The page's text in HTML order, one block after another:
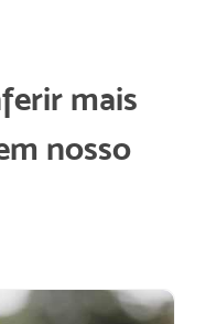
mais
nosso